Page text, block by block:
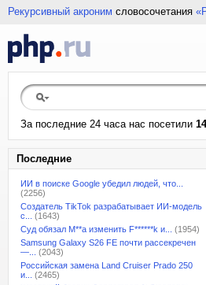
Рекурсивный акроним словосочетания
За последние 24 часа нас посетили
Последние
ИИ в поиске Google убедил людей, что...
(2256)
Создатель TikTok разрабатывает ИИ-модель
с...
(1643)
Суд обязал M**a изменить F******k и...
(1954)
Samsung Galaxy S26 FE почти рассекречен
—...
(2043)
Российская замена Land Cruiser Prado 250
и...
(2465)